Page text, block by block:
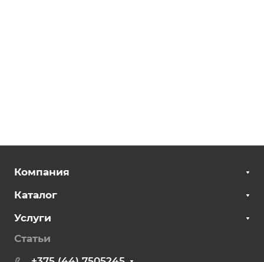
Компания
Каталог
Услуги
Статьи